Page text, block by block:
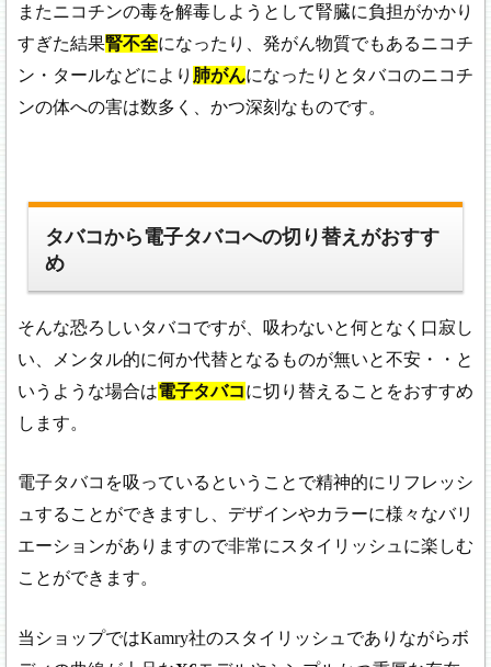
またニコチンの毒を解毒しようとして腎臓に負担がかかり
すぎた結果腎不全になったり、発がん物質でもあるニコチ
ン・タールなどにより 肺がんになったりとタバコのニコチ
ンの体への害は数多く、かつ深刻なものです。
タバコから電子タバコへの切り替えがおすす
め
そんな恐ろしいタバコですが、吸わないと何となく口寂し
い、メンタル的に何か代替となるものが無いと不安・・と
いうような場合は電子タバコに切り替えることをおすすめ
します。
電子タバコを吸っているということで精神的にリフレッシ
ュすることができますし、デザインやカラーに様々なバリ
エーションがありますので非常にスタイリッシュに楽しむ
ことができます。
当ショップではKamry社のスタイリッシュでありながらボ